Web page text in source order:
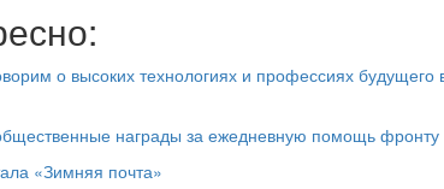
о высоких технологиях и профессиях будущего
награды за ежедневную помощь фронту
«Зимняя почта»